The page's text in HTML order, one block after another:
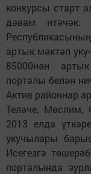
конкурсы старт
дәвам итәчәк.
артык мәктәп
85000нән
порталы белән
Актив районнар
Теләче, Мөслим,
2013 елда
укучылары
Исегезгә
порталында